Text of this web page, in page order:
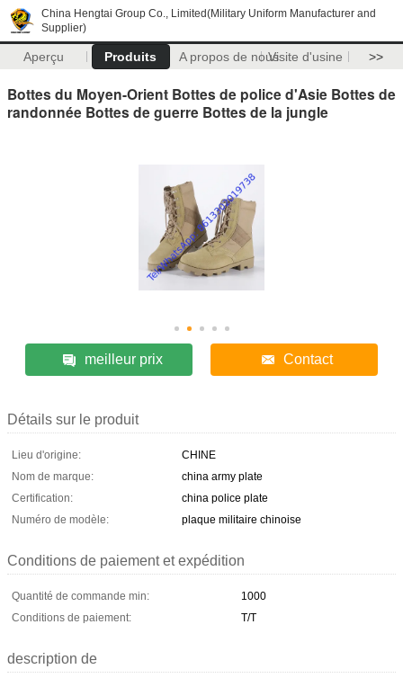
China Hengtai Group Co., Limited(Military Uniform Manufacturer and
Supplier)
Aperçu Produits A propos de nousVisite d'usine >>
Bottes du Moyen-Orient Bottes de police d'Asie Bottes de
randonnée Bottes de guerre Bottes de la jungle
meilleur prix Contact
Détails sur le produit
Lieu d'origine:
CHINE
Nom de marque:
china army plate
Certification:
china police plate
Numéro de modèle:
plaque militaire chinoise
Conditions de paiement et expédition
Quantité de commande min:
1000
Conditions de paiement:
T/T
description de